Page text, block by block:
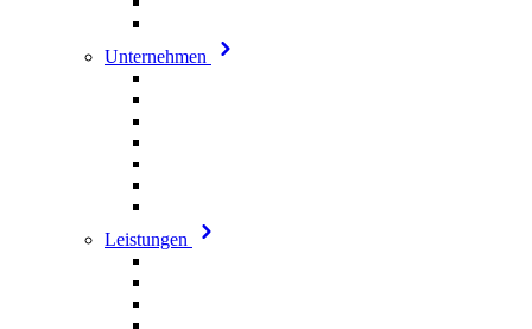
Unternehmen
Leistungen